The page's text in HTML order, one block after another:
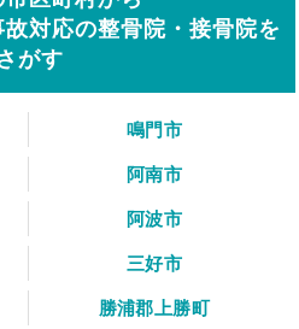
対応の整骨院・接骨院を
がす
鳴門市
阿南市
阿波市
三好市
勝浦郡上勝町